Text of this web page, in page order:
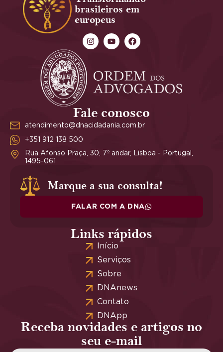
brasileiros em
europeus
Fale conosco
atendimento@dnacidadania.com.br
+351 912 138 500
Rua Afonso Praça, 30, 7º andar, Lisboa - Portugal,
1495-061
Marque a sua consulta!
FALAR COM A DNA
Links rápidos
Início
Serviços
Sobre
DNAnews
Contato
DNApp
Receba novidades e artigos no
seu e-mail